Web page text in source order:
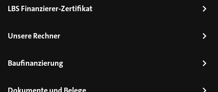
LBS Finanzierer-Zertifikat
Unsere Rechner
Baufinanzierung